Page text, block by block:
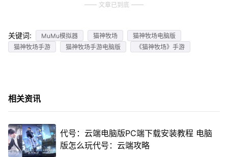
文章已到底
关键词: MuMu模拟器 猫神牧场
猫神牧场电脑版
猫神牧场手游
猫神牧场手游电脑版 《猫神牧场》手游
相关资讯
代号：云端电脑版PC端下载安装教程 电脑
版怎么玩代号：云端攻略